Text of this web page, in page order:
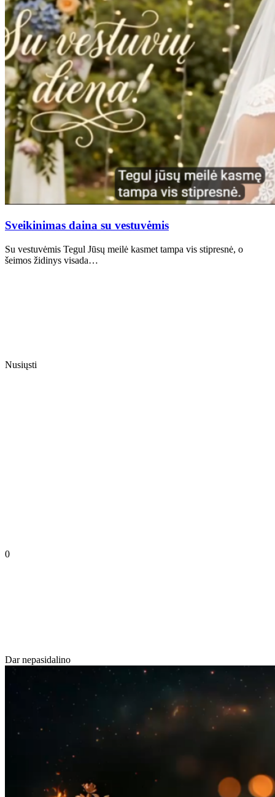
Sveikinimas daina su vestuvėmis
Su vestuvėmis Tegul Jūsų meilė kasmet tampa vis stipresnė, o
šeimos židinys visada…
Nusiųsti
0
Dar nepasidalino